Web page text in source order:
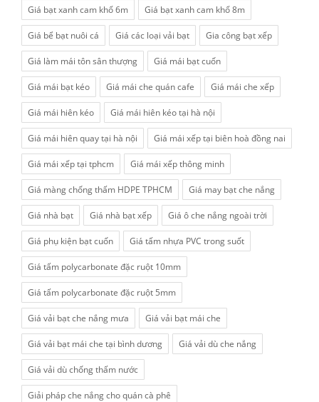
Giá bạt xanh cam khổ 6m Giá bạt xanh cam khổ 8m
Giá bể bạt nuôi cá Giá các loại vải bạt Gia công bạt xếp
Giá làm mái tôn sân thượng Giá mái bạt cuốn
Giá mái bạt kéo Giá mái che quán cafe Giá mái che xếp
Giá mái hiên kéo Giá mái hiên kéo tại hà nội
Giá mái hiên quay tại hà nội Giá mái xếp tại biên hoà đồng nai
Giá mái xếp tại tphcm Giá mái xếp thông minh
Giá màng chống thấm HDPE TPHCM Giá may bạt che nắng
Giá nhà bạt Giá nhà bạt xếp Giá ô che nắng ngoài trời
Giá phụ kiện bạt cuốn Giá tấm nhựa PVC trong suốt
Giá tấm polycarbonate đặc ruột 10mm
Giá tấm polycarbonate đặc ruột 5mm
Giá vải bạt che nắng mưa Giá vải bạt mái che
Giá vải bạt mái che tại bình dương Giá vải dù che nắng
Giá vải dù chống thấm nước
Giải pháp che nắng cho quán cà phê